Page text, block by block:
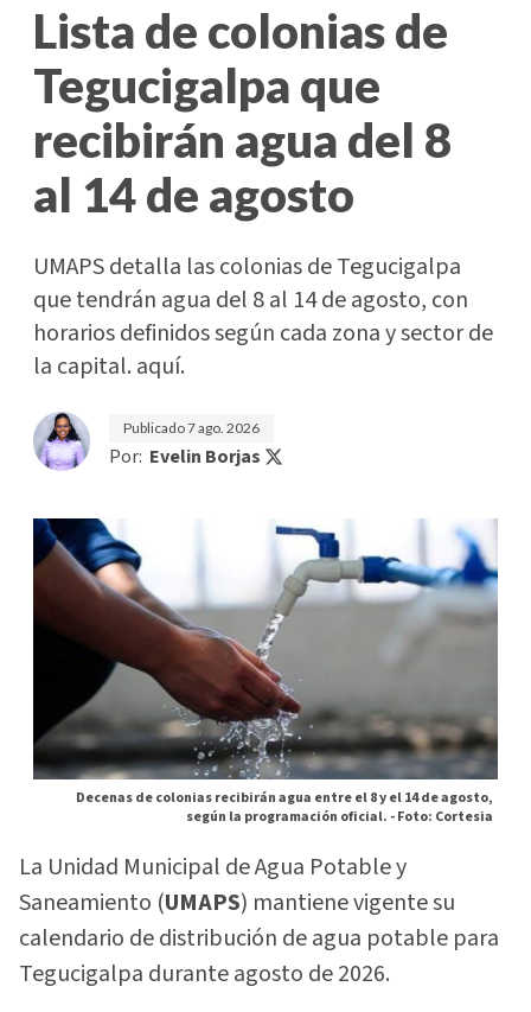
Lista de colonias de
Tegucigalpa que
recibirán agua del 8
al 14 de agosto
UMAPS detalla las colonias de Tegucigalpa
que tendrán agua del 8 al 14 de agosto, con
horarios definidos según cada zona y sector de
la capital. aquí.
Publicado7 ago. 2026
Por: Evelin Borjas
Decenas de colonias recibirán agua entre el 8 y el 14 de agosto,
según la programación oficial. -Foto: Cortesia
La Unidad Municipal de Agua Potable y
Saneamiento (UMAPS) mantiene vigente su
calendario de distribución de agua potable para
Tegucigalpa durante agosto de 2026.